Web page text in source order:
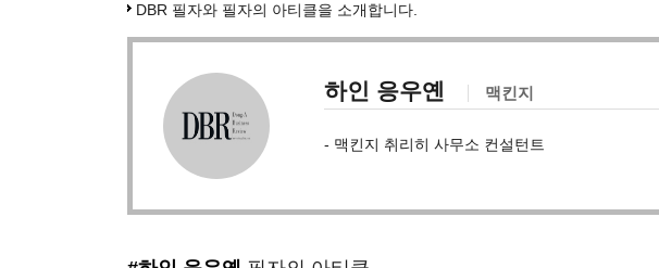
DBR 필자와 필자의 아티클을 소개합니다.
하인 응우옌 맥킨지
- 맥킨지 취리히 사무소 컨설턴트